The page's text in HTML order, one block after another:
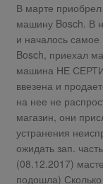
В марте
машину Bosch. В
и началось
Bosch, приехал
машина НЕ
ввезена и
на нее не
магазин, они
устранения
ожидать зап.
(08.12.2017)
подошла)